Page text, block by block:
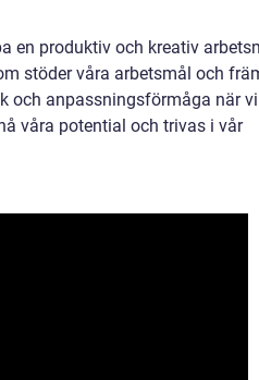
en produktiv och kreativ
stöder våra arbetsmål och
och anpassningsförmåga när
våra potential och trivas i vår